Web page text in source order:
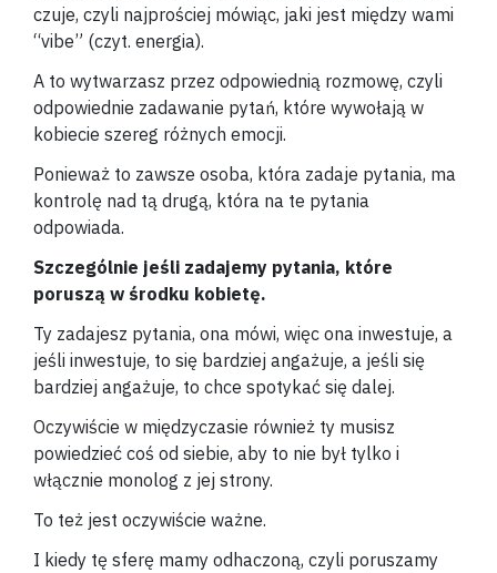
czuje, czyli najprościej mówiąc, jaki jest między wami
“vibe” (czyt. energia).
A to wytwarzasz przez odpowiednią rozmowę, czyli
odpowiednie zadawanie pytań, które wywołają w
kobiecie szereg różnych emocji.
Ponieważ to zawsze osoba, która zadaje pytania, ma
kontrolę nad tą drugą, która na te pytania
odpowiada.
Szczególnie jeśli zadajemy pytania, które
poruszą w środku kobietę.
Ty zadajesz pytania, ona mówi, więc ona inwestuje, a
jeśli inwestuje, to się bardziej angażuje, a jeśli się
bardziej angażuje, to chce spotykać się dalej.
Oczywiście w międzyczasie również ty musisz
powiedzieć coś od siebie, aby to nie był tylko i
włącznie monolog z jej strony.
To też jest oczywiście ważne.
I kiedy tę sferę mamy odhaczoną, czyli poruszamy